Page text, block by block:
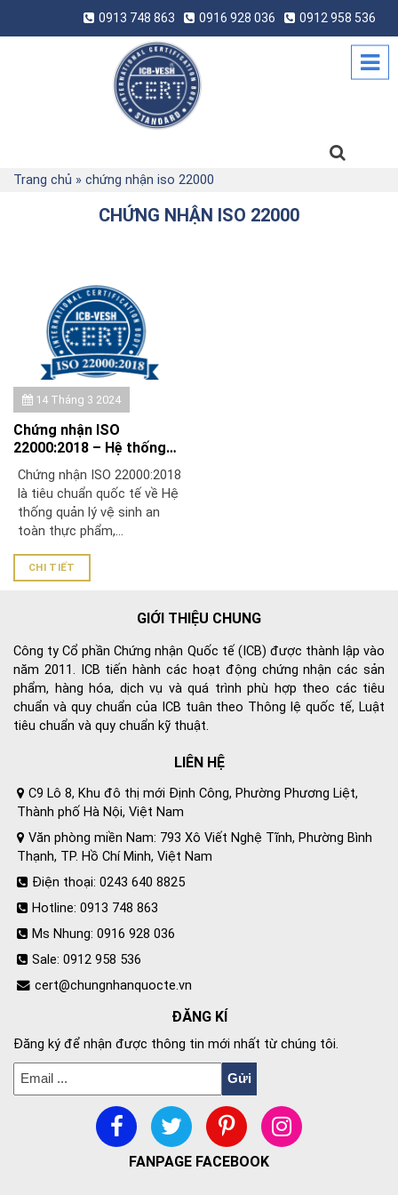
0913 748 863 0916 928 036 0912 958 536
Trang chủ » chứng nhận iso 22000
CHỨNG NHẬN ISO 22000
14 Tháng 3 2024
Chứng nhận ISO
22000:2018 – Hệ thống
thực phẩm
Chứng nhận ISO 22000:2018
là tiêu chuẩn quốc tế về Hệ
thống quản lý vệ sinh an
toàn thực phẩm,...
CHI TIẾT
GIỚI THIỆU CHUNG
Công ty Cổ phần Chứng nhận Quốc tế (ICB) được thành lập vào
năm 2011. ICB tiến hành các hoạt động chứng nhận các sản
phẩm, hàng hóa, dịch vụ và quá trình phù hợp theo các tiêu
chuẩn và quy chuẩn của ICB tuân theo Thông lệ quốc tế, Luật
tiêu chuẩn và quy chuẩn kỹ thuật.
LIÊN HỆ
C9 Lô 8, Khu đô thị mới Định Công, Phường Phương Liệt,
Thành phố Hà Nội, Việt Nam
Văn phòng miền Nam: 793 Xô Viết Nghệ Tĩnh, Phường Bình
Thạnh, TP. Hồ Chí Minh, Việt Nam
Điện thoại: 0243 640 8825
Hotline: 0913 748 863
Ms Nhung: 0916 928 036
Sale: 0912 958 536
cert@chungnhanquocte.vn
ĐĂNG KÍ
Đăng ký để nhận được thông tin mới nhất từ chúng tôi.
FANPAGE FACEBOOK